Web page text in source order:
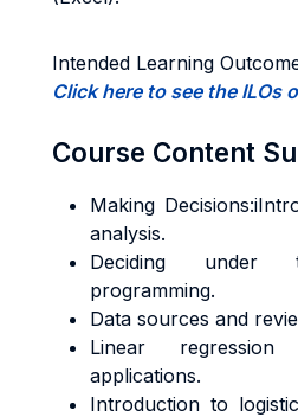
Intended Learning
Click here to see the ILOs
Course Content
Making
analysis.
Deciding under
programming.
Data sources and
Linear
applications.
Introduction to